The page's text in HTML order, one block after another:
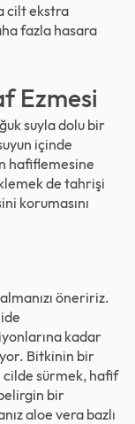
cilt ekstra
fazla hasara
Ezmesi
suyla dolu bir
içinde
hafiflemesine
de tahrişi
korumasını
öneririz.
kadar
Bitkinin bir
cilde sürmek, hafif
belirgin bir
aloe vera bazlı